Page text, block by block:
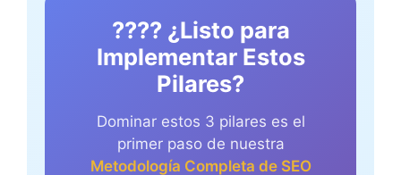
???? ¿Listo para
Implementar Estos
Pilares?
Dominar estos 3 pilares es el
primer paso de nuestra
Metodología Completa de SEO